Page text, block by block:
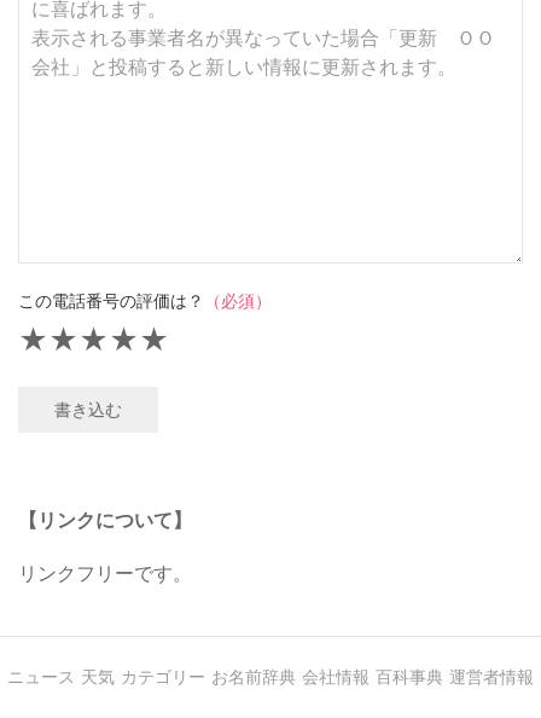
この電話番号の評価は？ （必須）
★
★
★
★
★
書き込む
【リンクについて】
リンクフリーです。
ニュース 天気 カテゴリー お名前辞典 会社情報 百科事典 運営者情報